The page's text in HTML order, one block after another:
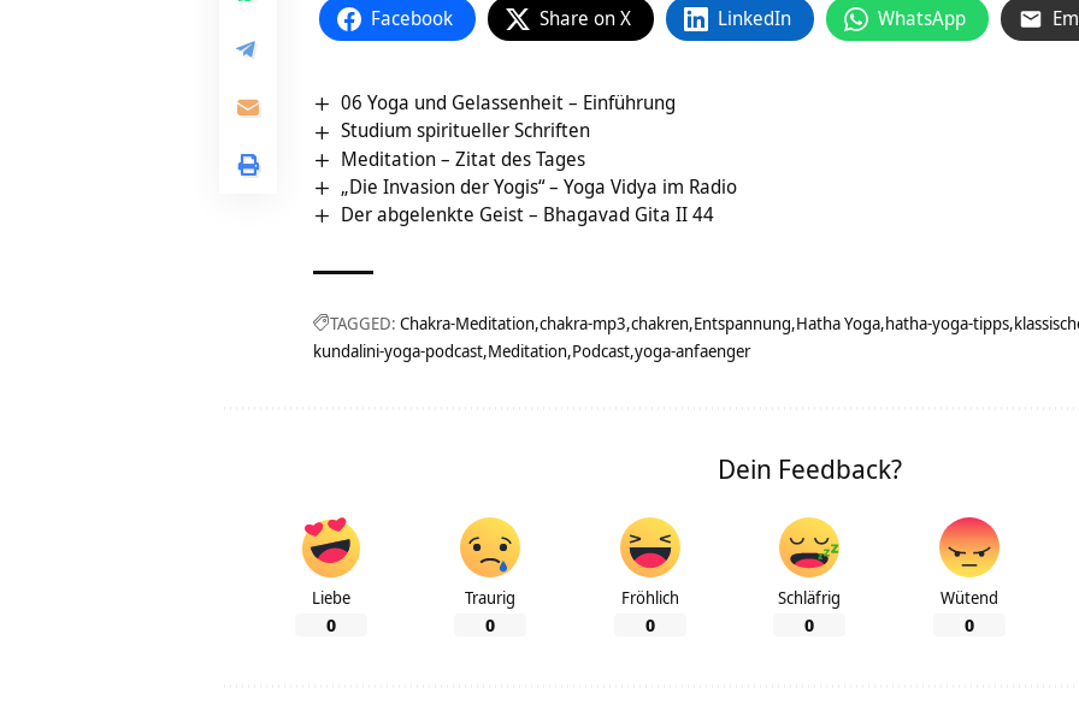
Facebook Share on X LinkedIn WhatsApp
06 Yoga und Gelassenheit – Einführung
Studium spiritueller Schriften
Meditation – Zitat des Tages
„Die Invasion der Yogis“ – Yoga Vidya im Radio
Der abgelenkte Geist – Bhagavad Gita II 44
TAGGED: Chakra-Meditation chakra-mp3 chakren Entspannung Hatha Yoga hatha-yoga-tipps
kundalini-yoga-podcast Meditation Podcast yoga-anfaenger
Dein Feedback?
Liebe
0
Traurig
0
Fröhlich
0
Schläfrig
0
Wütend
0